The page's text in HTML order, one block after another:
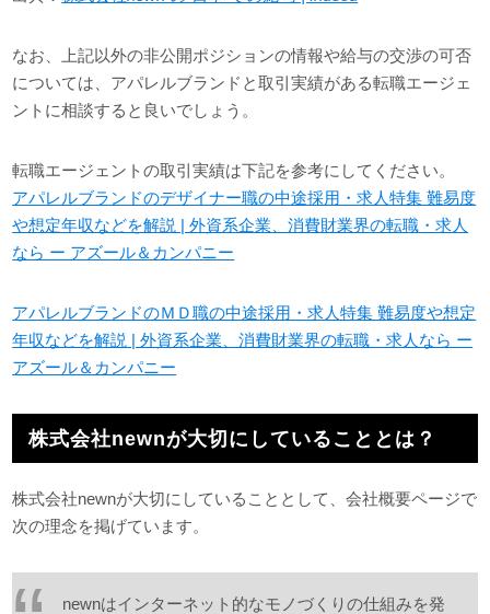
なお、上記以外の非公開ポジションの情報や給与の交渉の可否
については、アパレルブランドと取引実績がある転職エージェ
ントに相談すると良いでしょう。
転職エージェントの取引実績は下記を参考にしてください。
アパレルブランドのデザイナー職の中途採用・求人特集 難易度
や想定年収などを解説 | 外資系企業、消費財業界の転職・求人
なら ー アズール＆カンパニー
アパレルブランドのＭＤ職の中途採用・求人特集 難易度や想定
年収などを解説 | 外資系企業、消費財業界の転職・求人なら ー
アズール＆カンパニー
株式会社newnが大切にしていることとは？
株式会社newnが大切にしていることとして、会社概要ページで
次の理念を掲げています。
newnはインターネット的なモノづくりの仕組みを発